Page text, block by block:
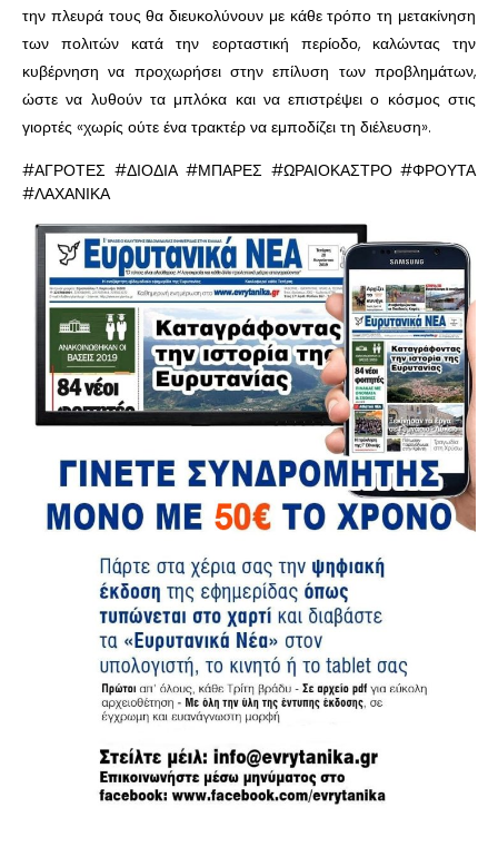
την πλευρά τους θα διευκολύνουν με κάθε τρόπο τη μετακίνηση
των πολιτών κατά την εορταστική περίοδο, καλώντας την
κυβέρνηση να προχωρήσει στην επίλυση των προβλημάτων,
ώστε να λυθούν τα μπλόκα και να επιστρέψει ο κόσμος στις
γιορτές «χωρίς ούτε ένα τρακτέρ να εμποδίζει τη διέλευση».
#ΑΓΡΟΤΕΣ #ΔΙΟΔΙΑ #ΜΠΑΡΕΣ #ΩΡΑΙΟΚΑΣΤΡΟ #ΦΡΟΥΤΑ
#ΛΑΧΑΝΙΚΑ